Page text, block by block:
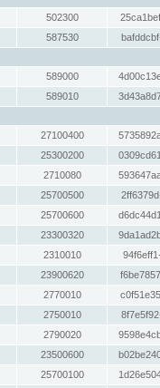
502300
587530
589000
589010
27100400
25300200
2710080
25700500
25700600
23300320
2310010
23900620
2770010
2750010
2790020
23500600
25700100